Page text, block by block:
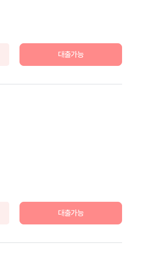
대출가능
대출가능